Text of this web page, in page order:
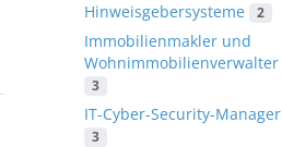
Hinweisgebersysteme 2
Immobilienmakler und
Wohnimmobilienverwalter
3
IT-Cyber-Security-Manager
3